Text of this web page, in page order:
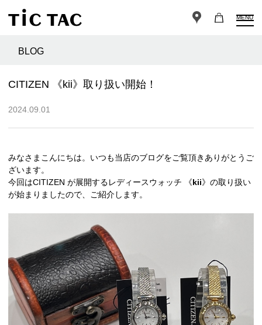
MENU
BLOG
CITIZEN 《kii》取り扱い開始！
2024.09.01
みなさまこんにちは。いつも当店のブログをご覧頂きありがとうご
ざいます。
今回はCITIZEN が展開するレディースウォッチ 《kii》の取り扱い
が始まりましたので、ご紹介します。